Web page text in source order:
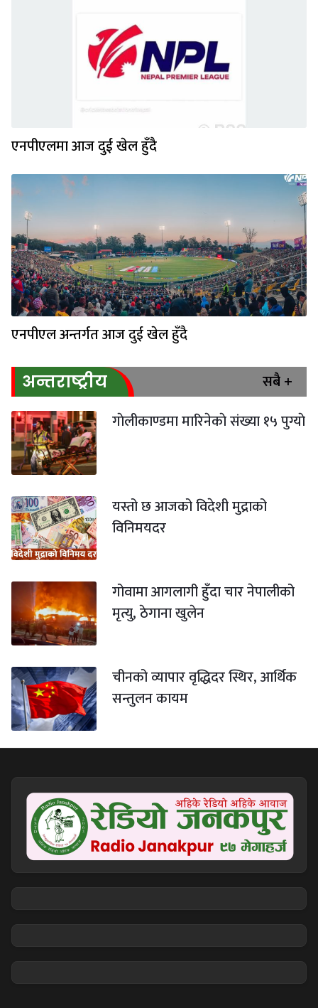
एनपीएलमा आज दुई खेल हुँदै
एनपीएल अन्तर्गत आज दुई खेल हुँदै
अन्तराष्ट्रीय
सबै +
गाेलीकाण्डमा मारिनेकाे संख्या १५ पुग्याे
यस्तो छ आजको विदेशी मुद्राको
विनिमयदर
गोवामा आगलागी हुँदा चार नेपालीको
मृत्यु, ठेगाना खुलेन
चीनको व्यापार वृद्धिदर स्थिर, आर्थिक
सन्तुलन कायम